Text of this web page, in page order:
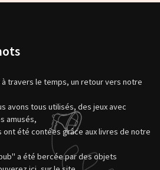
travers le temps, un retour vers notre
avons tous utilisés, des jeux avec
amusés,
ont été contées grâce aux livres de notre
a été bercée par des objets